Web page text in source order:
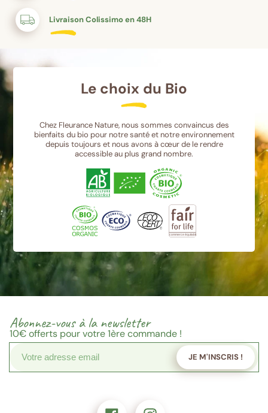
Livraison Colissimo en 48H
Le choix du Bio
Chez Fleurance Nature, nous sommes convaincus des
bienfaits du bio pour notre santé et notre environnement
depuis toujours et nous avons à cœur de le rendre
accessible au plus grand nombre.
Abonnez-vous à la newsletter
10€offerts pour votre 1ère commande !
JE M'INSCRIS !